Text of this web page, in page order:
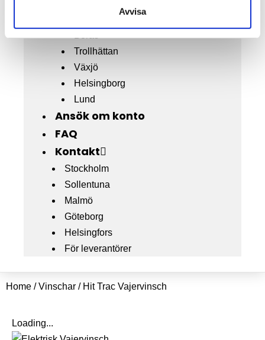
Avvisa
Trollhättan
Växjö
Helsingborg
Lund
Ansök om konto
FAQ
Kontakt
Stockholm
Sollentuna
Malmö
Göteborg
Helsingfors
För leverantörer
Home /Vinschar / Hit Trac Vajervinsch
Loading...